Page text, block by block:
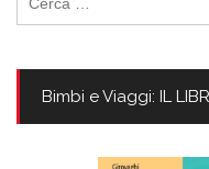
per:
Bimbi e Viaggi: IL